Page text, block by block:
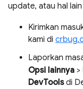
update, atau hal
Kirimkan
kami di
Laporkan
Opsi lainnya >
DevToolsdi